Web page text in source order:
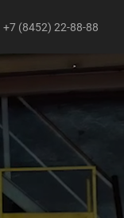
+7 (8452) 22-88-88